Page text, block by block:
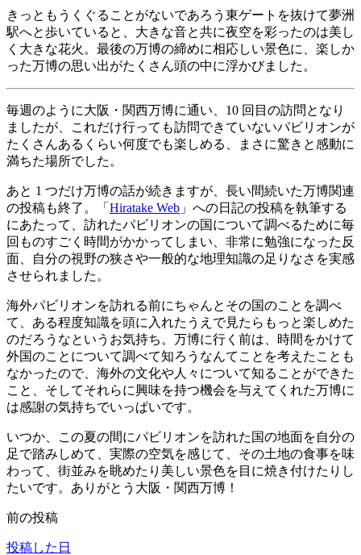
きっともうくぐることがないであろう東ゲートを抜けて夢洲
駅へと歩いていると、大きな音と共に夜空を彩ったのは美し
く大きな花火。最後の万博の締めに相応しい景色に、楽しか
った万博の思い出がたくさん頭の中に浮かびました。
毎週のように大阪・関西万博に通い、10 回目の訪問となり
ましたが、これだけ行っても訪問できていないパビリオンが
たくさんあるくらい何度でも楽しめる、まさに驚きと感動に
満ちた場所でした。
あと 1 つだけ万博の話が続きますが、長い間続いた万博関連
の投稿も終了。「 Hiratake Web 」への日記の投稿を執筆する
にあたって、訪れたパビリオンの国について調べるために毎
回ものすごく時間がかかってしまい、非常に勉強になった反
面、自分の視野の狭さや一般的な地理知識の足りなさを実感
させられました。
海外パビリオンを訪れる前にちゃんとその国のことを調べ
て、ある程度知識を頭に入れたうえで見たらもっと楽しめた
のだろうなというお気持ち。万博に行く前は、時間をかけて
外国のことについて調べて知ろうなんてことを考えたことも
なかったので、海外の文化や人々について知ることができた
こと、そしてそれらに興味を持つ機会を与えてくれた万博に
は感謝の気持ちでいっぱいです。
いつか、この夏の間にパビリオンを訪れた国の地面を自分の
足で踏みしめて、実際の空気を感じて、その土地の食事を味
わって、街並みを眺めたり美しい景色を目に焼き付けたりし
たいです。ありがとう大阪・関西万博！
前の投稿
投稿した日